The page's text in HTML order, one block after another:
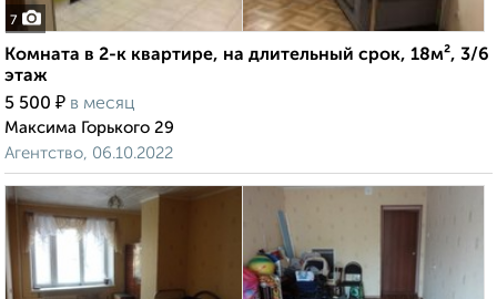
7
Комната в 2-к квартире, на длительный срок, 18м², 3/6
этаж
5 500 ₽ в месяц
Максима Горького 29
Агентство, 06.10.2022